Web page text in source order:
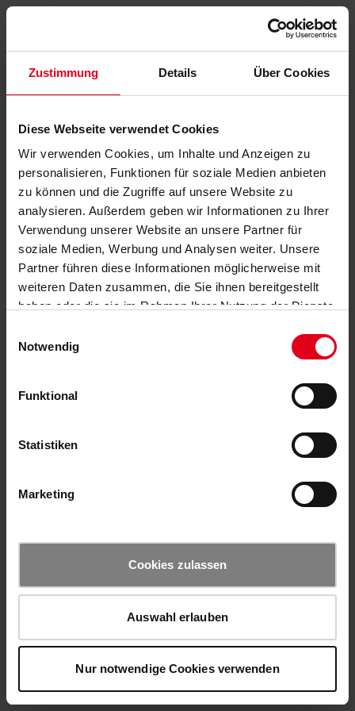
Zustimmung Details Über Cookies
Diese Webseite verwendet Cookies
Wir verwenden Cookies, um Inhalte und Anzeigen zu
personalisieren, Funktionen für soziale Medien anbieten
zu können und die Zugriffe auf unsere Website zu
analysieren. Außerdem geben wir Informationen zu Ihrer
Verwendung unserer Website an unsere Partner für
soziale Medien, Werbung und Analysen weiter. Unsere
Partner führen diese Informationen möglicherweise mit
weiteren Daten zusammen, die Sie ihnen bereitgestellt
haben oder die sie im Rahmen Ihrer Nutzung der Dienste
Notwendig
Funktional
Statistiken
Marketing
Cookies zulassen
Auswahl erlauben
Nur notwendige Cookies verwenden